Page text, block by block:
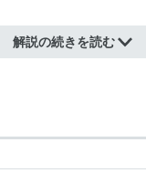
の略から
解説の続きを読む